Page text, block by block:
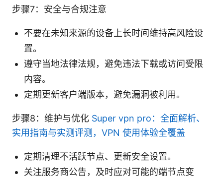
步骤7：安全与合规注意
不要在未知来源的设备上长时间维持高风险设
置。
遵守当地法律法规，避免违法下载或访问受限
内容。
定期更新客户端版本，避免漏洞被利用。
步骤8：维护与优化 Super vpn pro：全面解析、
实用指南与实测评测，VPN 使用体验全覆盖
定期清理不活跃节点、更新安全设置。
关注服务商公告，及时应对可能的端节点变